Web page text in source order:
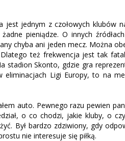
jest jednym z czołowych klubów
pieniądze. O innych
chyba ani jeden mecz. Można
też frekwencja jest tak
Skonto, gdzie gra
Ligi Europy, to na
auto. Pewnego razu pewien
o co chodzi, jakie kluby, o
Był bardzo zdziwiony, gdy
nie interesuje się piłką.